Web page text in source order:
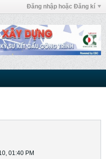
Đăng nhập hoặc Đăng kí
01:40 PM